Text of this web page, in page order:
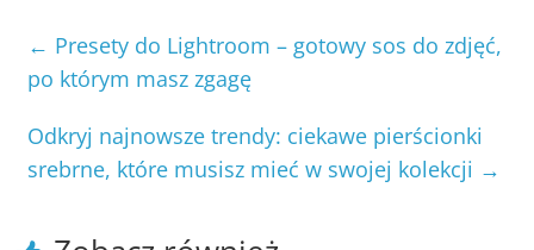
← Presety do Lightroom – gotowy sos do zdjęć,
po którym masz zgagę
Odkryj najnowsze trendy: ciekawe pierścionki
srebrne, które musisz mieć w swojej kolekcji →